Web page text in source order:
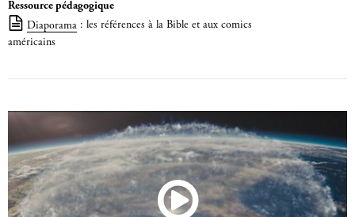
Ressource pédagogique
Diaporama : les références à la Bible et aux comics
américains